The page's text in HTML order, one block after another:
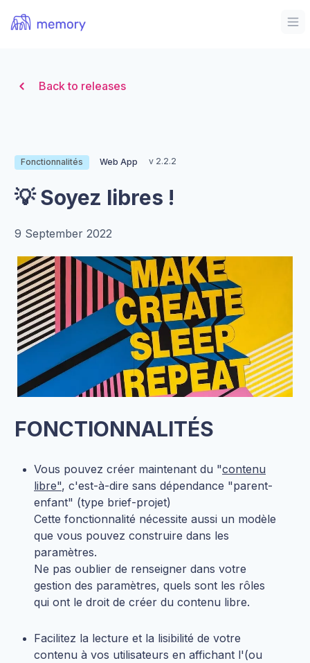
Organization Logo
Back to releases
Fonctionnalités Web App v 2.2.2
💡 Soyez libres !
9 September 2022
FONCTIONNALITÉS
Vous pouvez créer maintenant du "contenu
libre", c'est-à-dire sans dépendance "parent-
enfant" (type brief-projet)
Cette fonctionnalité nécessite aussi un modèle
que vous pouvez construire dans les
paramètres.
Ne pas oublier de renseigner dans votre
gestion des paramètres, quels sont les rôles
qui ont le droit de créer du contenu libre.
Facilitez la lecture et la lisibilité de votre
contenu à vos utilisateurs en affichant l'(ou